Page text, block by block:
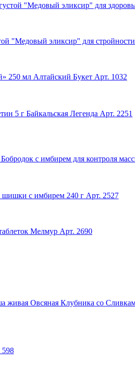
"Медовый эликсир" для
"Медовый эликсир" для
250 мл Алтайский Букет Арт. 1032
5 г Байкальская Легенда Арт. 2251
Бобродок с имбирем для контроля
шишки с имбирем 240 г Арт. 2527
Мелмур Арт. 2690
живая Овсяная Клубника со
598